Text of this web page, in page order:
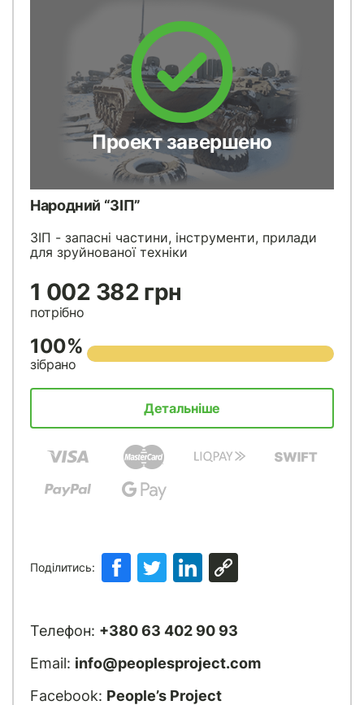
Проект завершено
Народний “ЗІП”
ЗІП - запасні частини, інструменти, прилади
для зруйнованої техніки
1 002 382 грн
потрібно
100%
зібрано
Детальніше
Поділитись:
Телефон: +380 63 402 90 93
Email: info@peoplesproject.com
Facebook: People’s Project